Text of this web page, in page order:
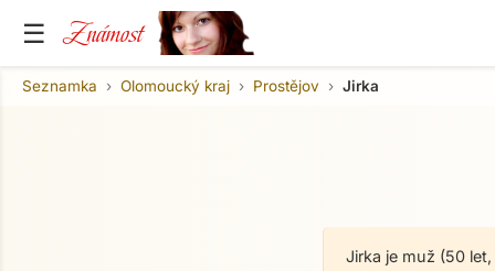
☰ Známost
Seznamka Olomoucký kraj Prostějov Jirka
Jirka je muž (50